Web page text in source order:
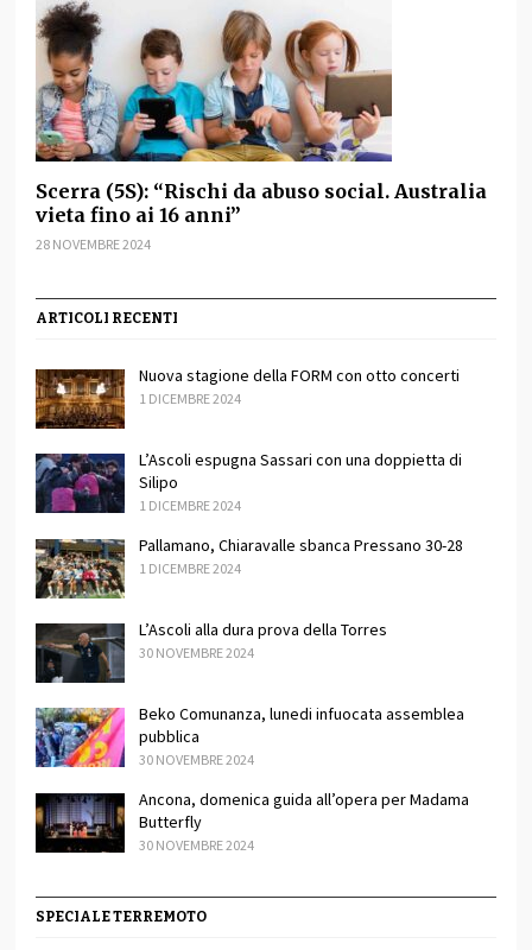
Scerra (5S): “Rischi da abuso social. Australia
vieta fino ai 16 anni”
28 NOVEMBRE 2024
ARTICOLI RECENTI
Nuova stagione della FORM con otto concerti
1 DICEMBRE 2024
L’Ascoli espugna Sassari con una doppietta di
Silipo
1 DICEMBRE 2024
Pallamano, Chiaravalle sbanca Pressano 30-28
1 DICEMBRE 2024
L’Ascoli alla dura prova della Torres
30 NOVEMBRE 2024
Beko Comunanza, lunedi infuocata assemblea
pubblica
30 NOVEMBRE 2024
Ancona, domenica guida all’opera per Madama
Butterfly
30 NOVEMBRE 2024
SPECIALE TERREMOTO